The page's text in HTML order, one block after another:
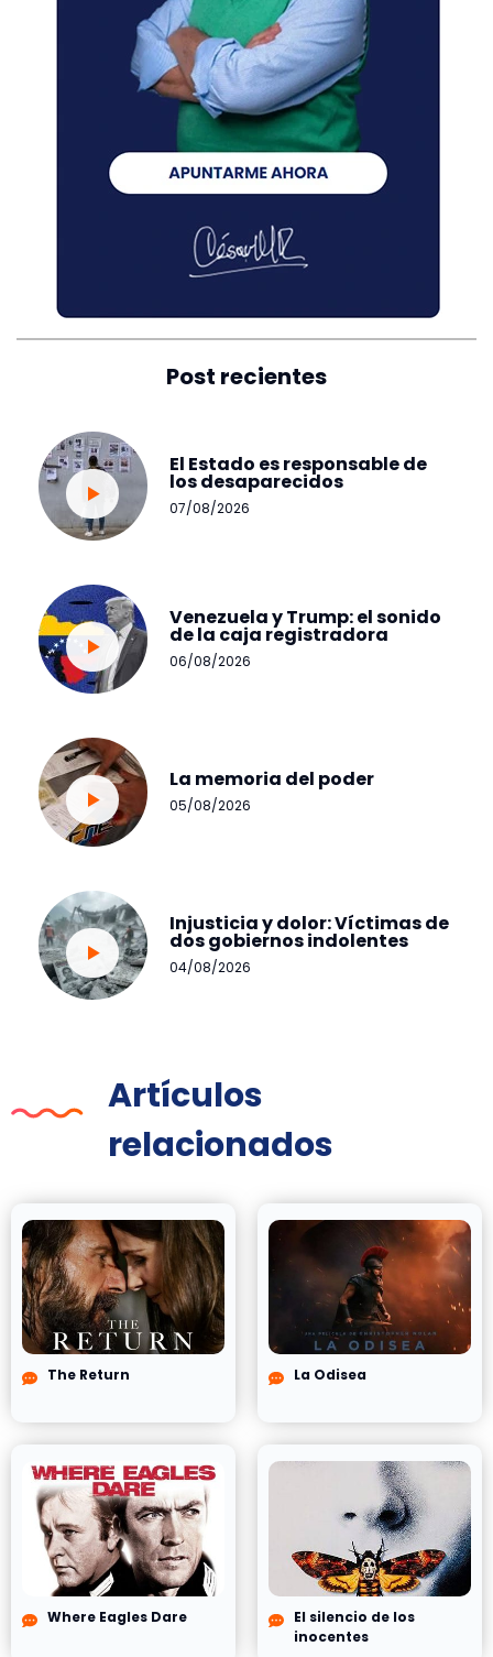
Post recientes
El Estado es responsable de
los desaparecidos
07/08/2026
Venezuela y Trump: el sonido
de la caja registradora
06/08/2026
La memoria del poder
05/08/2026
Injusticia y dolor: Víctimas de
dos gobiernos indolentes
04/08/2026
Artículos
relacionados
The Return La Odisea
Where Eagles Dare
El silencio de los
inocentes